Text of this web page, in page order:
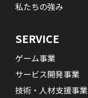
私たちの強み
SERVICE
ゲーム事業
サービス開発事業
技術・人材支援事業